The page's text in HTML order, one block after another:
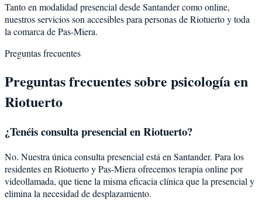
Tanto en modalidad presencial desde Santander como online,
nuestros servicios son accesibles para personas de Riotuerto y toda
la comarca de Pas-Miera.
Preguntas frecuentes
Preguntas frecuentes sobre psicología en
Riotuerto
¿Tenéis consulta presencial en Riotuerto?
No. Nuestra única consulta presencial está en Santander. Para los
residentes en Riotuerto y Pas-Miera ofrecemos terapia online por
videollamada, que tiene la misma eficacia clínica que la presencial y
elimina la necesidad de desplazamiento.